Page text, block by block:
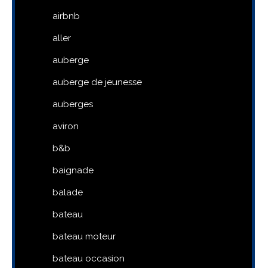
airbnb
aller
auberge
auberge de jeunesse
auberges
aviron
b&b
baignade
balade
bateau
bateau moteur
bateau occasion